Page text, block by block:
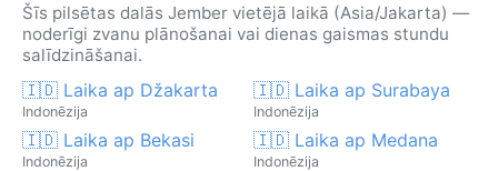
Šīs pilsētas dalās Jember vietējā laikā (Asia/Jakarta) —
noderīgi zvanu plānošanai vai dienas gaismas stundu
salīdzināšanai.
🇮🇩 Laika ap Džakarta
Indonēzija
🇮🇩 Laika ap Surabaya
Indonēzija
🇮🇩 Laika ap Bekasi
Indonēzija
🇮🇩 Laika ap Medana
Indonēzija